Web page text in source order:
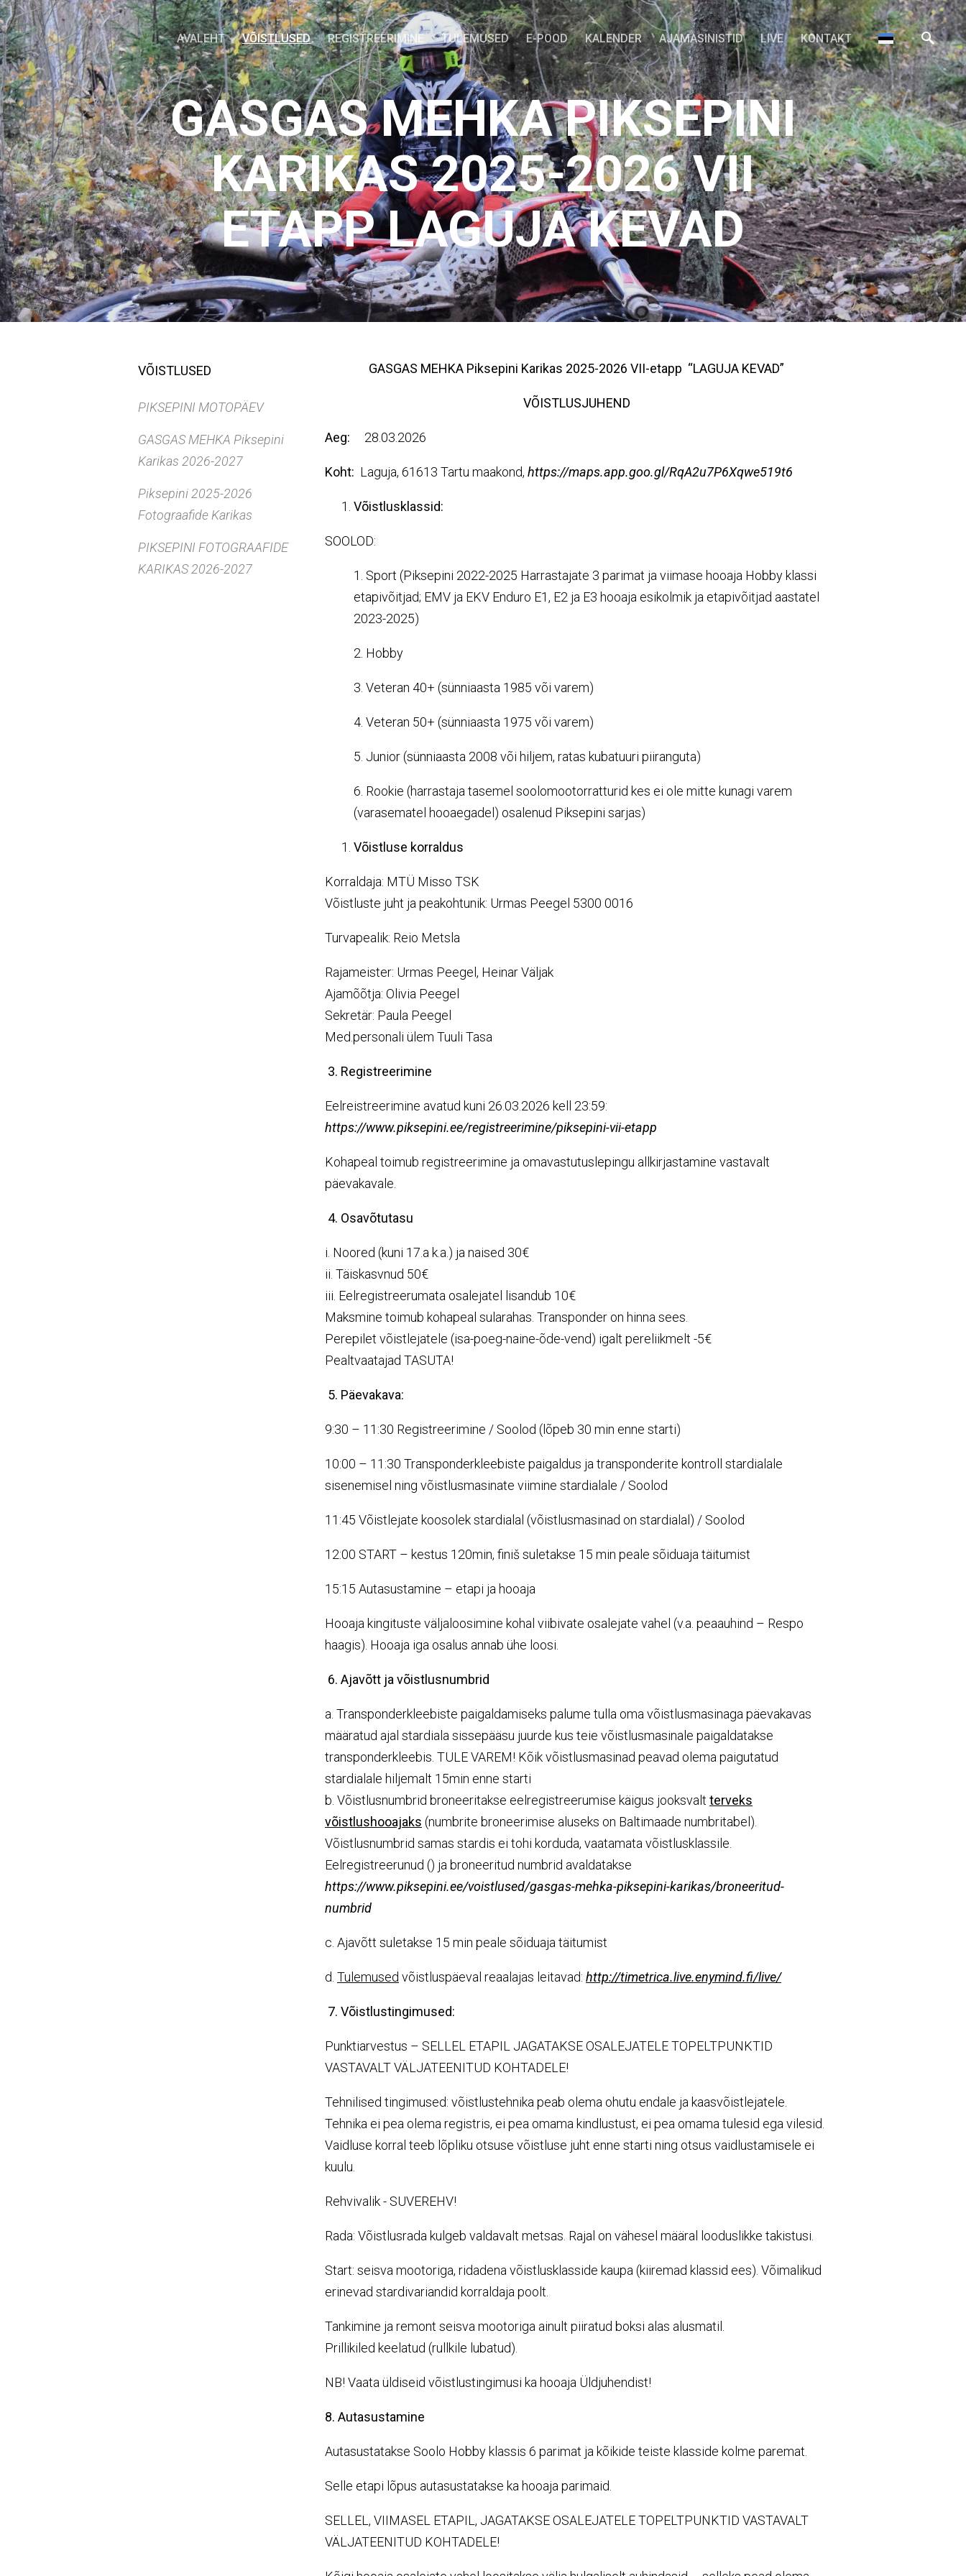
AVALEHT VÕISTLUSED REGISTREERIMINE TULEMUSED E-POOD KALENDER AJAMASINISTID LIVE KONTAKT
GASGAS MEHKA PIKSEPINI
KARIKAS 2025-2026 VII
ETAPP LAGUJA KEVAD
VÕISTLUSED
PIKSEPINI MOTOPÄEV
GASGAS MEHKA Piksepini
Karikas 2026-2027
Piksepini 2025-2026
Fotograafide Karikas
PIKSEPINI FOTOGRAAFIDE
KARIKAS 2026-2027
GASGAS MEHKA Piksepini Karikas 2025-2026 VII-etapp “LAGUJA KEVAD”
VÕISTLUSJUHEND
Aeg: 28.03.2026
Koht: Laguja, 61613 Tartu maakond, https://maps.app.goo.gl/RqA2u7P6Xqwe519t6
Võistlusklassid:
SOOLOD:
1. Sport (Piksepini 2022-2025 Harrastajate 3 parimat ja viimase hooaja Hobby klassi
etapivõitjad; EMV ja EKV Enduro E1, E2 ja E3 hooaja esikolmik ja etapivõitjad aastatel
2023-2025)
2. Hobby
3. Veteran 40+ (sünniaasta 1985 või varem)
4. Veteran 50+ (sünniaasta 1975 või varem)
5. Junior (sünniaasta 2008 või hiljem, ratas kubatuuri piiranguta)
6. Rookie (harrastaja tasemel soolomootorratturid kes ei ole mitte kunagi varem
(varasematel hooaegadel) osalenud Piksepini sarjas)
Võistluse korraldus
Korraldaja: MTÜ Misso TSK
Võistluste juht ja peakohtunik: Urmas Peegel 5300 0016
Turvapealik: Reio Metsla
Rajameister: Urmas Peegel, Heinar Väljak
Ajamõõtja: Olivia Peegel
Sekretär: Paula Peegel
Med.personali ülem Tuuli Tasa
3. Registreerimine
Eelreistreerimine avatud kuni 26.03.2026 kell 23:59:
https://www.piksepini.ee/registreerimine/piksepini-vii-etapp
Kohapeal toimub registreerimine ja omavastutuslepingu allkirjastamine vastavalt
päevakavale.
4. Osavõtutasu
i. Noored (kuni 17.a k.a.) ja naised 30€
ii. Täiskasvnud 50€
iii. Eelregistreerumata osalejatel lisandub 10€
Maksmine toimub kohapeal sularahas. Transponder on hinna sees.
Perepilet võistlejatele (isa-poeg-naine-õde-vend) igalt pereliikmelt -5€
Pealtvaatajad TASUTA!
5. Päevakava:
9:30 – 11:30 Registreerimine / Soolod (lõpeb 30 min enne starti)
10:00 – 11:30 Transponderkleebiste paigaldus ja transponderite kontroll stardialale
sisenemisel ning võistlusmasinate viimine stardialale / Soolod
11:45 Võistlejate koosolek stardialal (võistlusmasinad on stardialal) / Soolod
12:00 START – kestus 120min, finiš suletakse 15 min peale sõiduaja täitumist
15:15 Autasustamine – etapi ja hooaja
Hooaja kingituste väljaloosimine kohal viibivate osalejate vahel (v.a. peaauhind – Respo
haagis). Hooaja iga osalus annab ühe loosi.
6. Ajavõtt ja võistlusnumbrid
a. Transponderkleebiste paigaldamiseks palume tulla oma võistlusmasinaga päevakavas
määratud ajal stardiala sissepääsu juurde kus teie võistlusmasinale paigaldatakse
transponderkleebis. TULE VAREM! Kõik võistlusmasinad peavad olema paigutatud
stardialale hiljemalt 15min enne starti
b. Võistlusnumbrid broneeritakse eelregistreerumise käigus jooksvalt terveks
võistlushooajaks (numbrite broneerimise aluseks on Baltimaade numbritabel).
Võistlusnumbrid samas stardis ei tohi korduda, vaatamata võistlusklassile.
Eelregistreerunud () ja broneeritud numbrid avaldatakse
https://www.piksepini.ee/voistlused/gasgas-mehka-piksepini-karikas/broneeritud-
numbrid
c. Ajavõtt suletakse 15 min peale sõiduaja täitumist
d. Tulemused võistluspäeval reaalajas leitavad: http://timetrica.live.enymind.fi/live/
7. Võistlustingimused:
Punktiarvestus – SELLEL ETAPIL JAGATAKSE OSALEJATELE TOPELTPUNKTID
VASTAVALT VÄLJATEENITUD KOHTADELE!
Tehnilised tingimused: võistlustehnika peab olema ohutu endale ja kaasvõistlejatele.
Tehnika ei pea olema registris, ei pea omama kindlustust, ei pea omama tulesid ega vilesid.
Vaidluse korral teeb lõpliku otsuse võistluse juht enne starti ning otsus vaidlustamisele ei
kuulu.
Rehvivalik - SUVEREHV!
Rada: Võistlusrada kulgeb valdavalt metsas. Rajal on vähesel määral looduslikke takistusi.
Start: seisva mootoriga, ridadena võistlusklasside kaupa (kiiremad klassid ees). Võimalikud
erinevad stardivariandid korraldaja poolt.
Tankimine ja remont seisva mootoriga ainult piiratud boksi alas alusmatil.
Prillikiled keelatud (rullkile lubatud).
NB! Vaata üldiseid võistlustingimusi ka hooaja Üldjuhendist!
8. Autasustamine
Autasustatakse Soolo Hobby klassis 6 parimat ja kõikide teiste klasside kolme paremat.
Selle etapi lõpus autasustatakse ka hooaja parimaid.
SELLEL, VIIMASEL ETAPIL, JAGATAKSE OSALEJATELE TOPELTPUNKTID VASTAVALT
VÄLJATEENITUD KOHTADELE!